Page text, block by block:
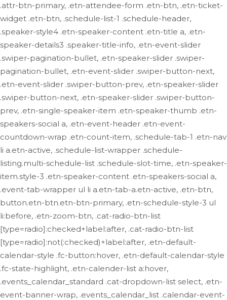
.attr-btn-primary, .etn-attendee-form .etn-btn, .etn-ticket-
widget .etn-btn, .schedule-list-1 .schedule-header,
.speaker-style4 .etn-speaker-content .etn-title a, .etn-
speaker-details3 .speaker-title-info, .etn-event-slider
.swiper-pagination-bullet, .etn-speaker-slider .swiper-
pagination-bullet, .etn-event-slider .swiper-button-next,
.etn-event-slider .swiper-button-prev, .etn-speaker-slider
.swiper-button-next, .etn-speaker-slider .swiper-button-
prev, .etn-single-speaker-item .etn-speaker-thumb .etn-
speakers-social a, .etn-event-header .etn-event-
countdown-wrap .etn-count-item, .schedule-tab-1 .etn-nav
li a.etn-active, .schedule-list-wrapper .schedule-
listing.multi-schedule-list .schedule-slot-time, .etn-speaker-
item.style-3 .etn-speaker-content .etn-speakers-social a,
.event-tab-wrapper ul li a.etn-tab-a.etn-active, .etn-btn,
button.etn-btn.etn-btn-primary, .etn-schedule-style-3 ul
li:before, .etn-zoom-btn, .cat-radio-btn-list
[type=radio]:checked+label:after, .cat-radio-btn-list
[type=radio]:not(:checked)+label:after, .etn-default-
calendar-style .fc-button:hover, .etn-default-calendar-style
.fc-state-highlight, .etn-calender-list a:hover,
.events_calendar_standard .cat-dropdown-list select, .etn-
event-banner-wrap, .events_calendar_list .calendar-event-